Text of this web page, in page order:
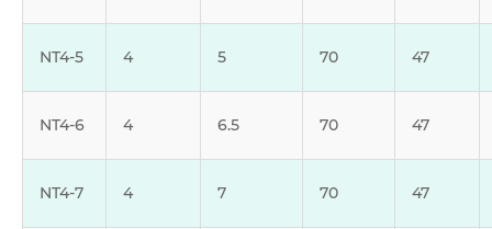
NT4-5 4 5 70 47
NT4-6 4 6.5 70 47
NT4-7 4 7 70 47